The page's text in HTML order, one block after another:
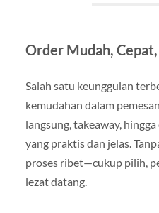
Order Mudah,
Salah satu keunggulan
kemudahan dalam
langsung, takeaway,
yang praktis dan jelas.
proses ribet—cukup pilih,
lezat datang.